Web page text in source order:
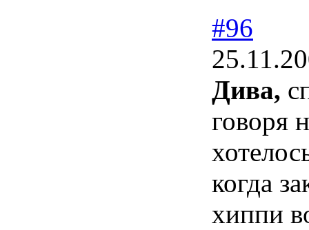
#96
Дива,
говоря
когда
хиппи